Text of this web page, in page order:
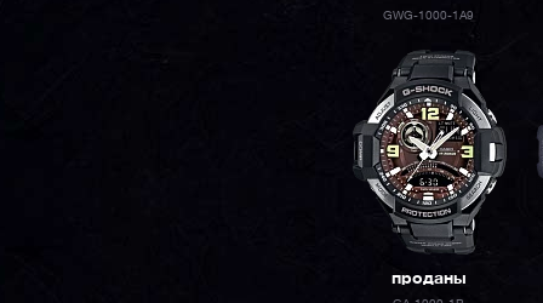
GWG-1000-1A9
проданы